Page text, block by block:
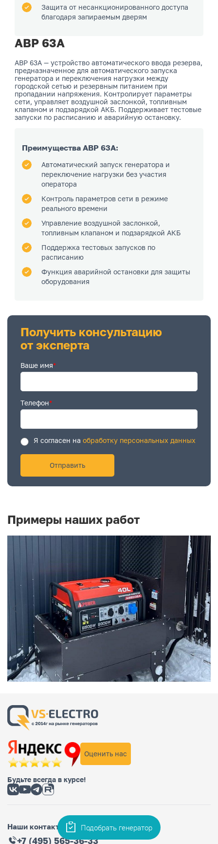
Защита от несанкционированного доступа
благодаря запираемым дверям
АВР 63А
АВР 63А — устройство автоматического ввода резерва,
предназначенное для автоматического запуска
генератора и переключения нагрузки между
городской сетью и резервным питанием при
пропадании напряжения. Контролирует параметры
сети, управляет воздушной заслонкой, топливным
клапаном и подзарядкой АКБ. Поддерживает тестовые
запуски по расписанию и аварийную остановку.
Преимущества АВР 63А:
Автоматический запуск генератора и
переключение нагрузки без участия
оператора
Контроль параметров сети в режиме
реального времени
Управление воздушной заслонкой,
топливным клапаном и подзарядкой АКБ
Поддержка тестовых запусков по
расписанию
Функция аварийной остановки для защиты
оборудования
Получить консультацию
от эксперта
Ваше имя*
Телефон*
Я согласен на обработку персональных данных
Примеры наших работ
Оценить нас
Будьте всегда в курсе!
Наши контакты
+7 (495) 565-36-33
Подобрать генератор